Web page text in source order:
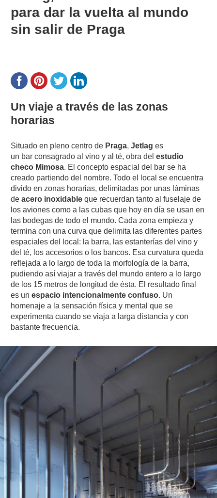
para dar la vuelta al mundo
sin salir de Praga
Un viaje a través de las zonas
horarias
Situado en pleno centro de Praga,Jetlag es
un bar consagrado al vino y al té, obra delestudio
checo Mimosa. El concepto espacial del bar se ha
creado partiendo del nombre. Todo el local se encuentra
divido en zonas horarias, delimitadas por unas láminas
deacero inoxidable que recuerdan tanto al fuselaje de
los aviones como a las cubas que hoy en día se usan en
las bodegas de todo el mundo. Cada zona empieza y
termina con una curva que delimita las diferentes partes
espaciales del local: la barra, las estanterías del vino y
del té, los accesorios o los bancos. Esa curvatura queda
reflejada a lo largo de toda la morfología de la barra,
pudiendo así viajar a través del mundo entero a lo largo
de los 15 metros de longitud de ésta. El resultado final
es unespacio intencionalmente confuso. Un
homenaje a la sensación física y mental que se
experimenta cuando se viaja a larga distancia y con
bastante frecuencia.